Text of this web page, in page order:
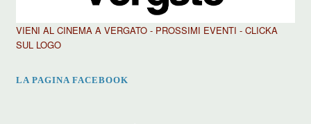
VIENI AL CINEMA A VERGATO - PROSSIMI EVENTI - CLICKA
SUL LOGO
LA PAGINA FACEBOOK